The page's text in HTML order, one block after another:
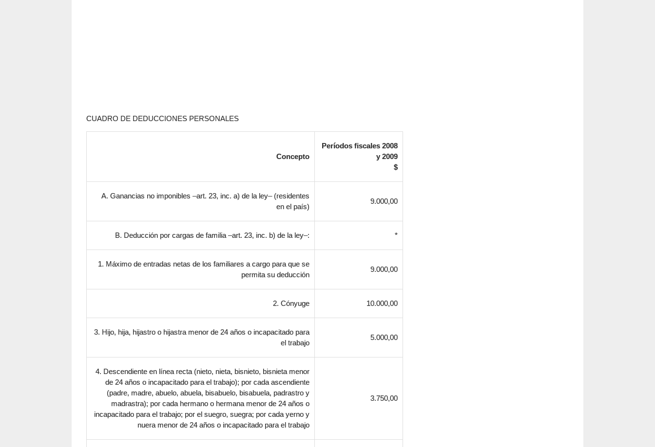
CUADRO DE DEDUCCIONES PERSONALES
Concepto
Períodos fiscales 2008
y 2009
$
A. Ganancias no imponibles –art. 23, inc. a) de la ley– (residentes
en el país)
9.000,00
B. Deducción por cargas de familia –art. 23, inc. b) de la ley–: *
1. Máximo de entradas netas de los familiares a cargo para que se
permita su deducción
9.000,00
2. Cónyuge 10.000,00
3. Hijo, hija, hijastro o hijastra menor de 24 años o incapacitado para
el trabajo
5.000,00
4. Descendiente en línea recta (nieto, nieta, bisnieto, bisnieta menor
de 24 años o incapacitado para el trabajo); por cada ascendiente
(padre, madre, abuelo, abuela, bisabuelo, bisabuela, padrastro y
madrastra); por cada hermano o hermana menor de 24 años o
incapacitado para el trabajo; por el suegro, suegra; por cada yerno y
nuera menor de 24 años o incapacitado para el trabajo
3.750,00